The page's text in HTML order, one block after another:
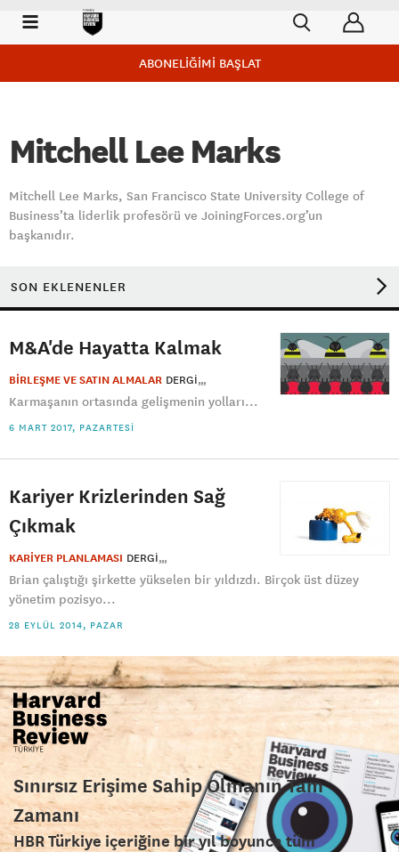
ABONELİĞİMİ BAŞLAT
Mitchell Lee Marks
Mitchell Lee Marks, San Francisco State University College of
Business’ta liderlik profesörü ve JoiningForces.org’un
başkanıdır.
SON EKLENENLER
M&A'de Hayatta Kalmak
BİRLEŞME VE SATIN ALMALAR DERGI
Karmaşanın ortasında gelişmenin yolları...
6 MART 2017, PAZARTESI
Kariyer Krizlerinden Sağ
Çıkmak
KARİYER PLANLAMASI DERGI
Brian çalıştığı şirkette yükselen bir yıldızdı. Birçok üst düzey
yönetim pozisyo...
28 EYLÜL 2014, PAZAR
Sınırsız Erişime Sahip Olmanın Tam
Zamanı
HBR Türkiye içeriğine bir yıl boyunca tüm